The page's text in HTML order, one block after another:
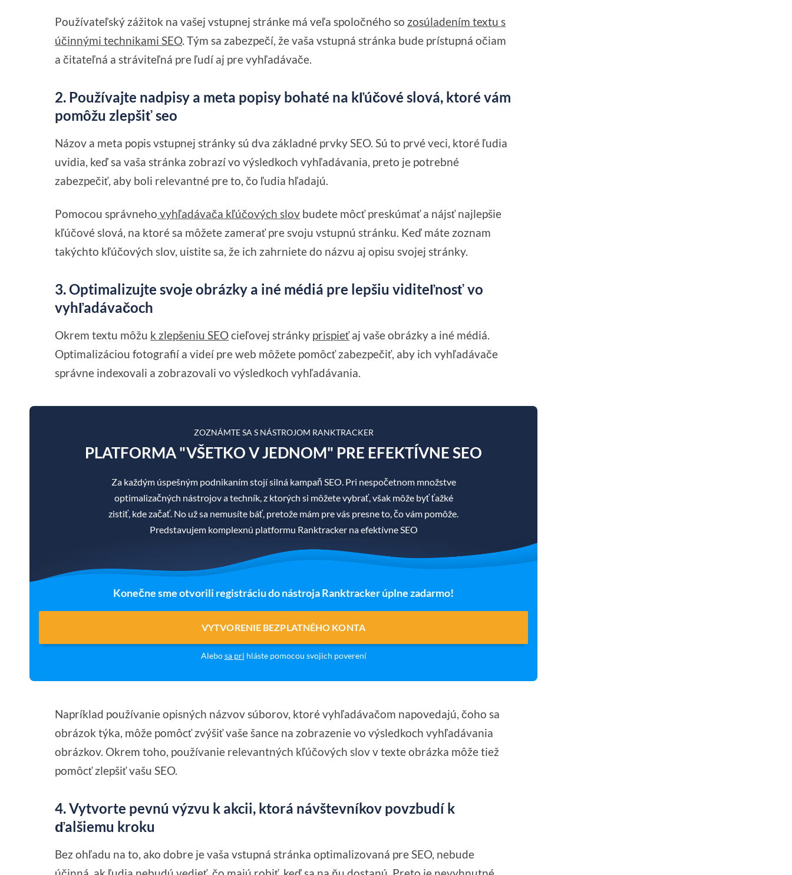
Používateľský zážitok na vašej vstupnej stránke má veľa spoločného so zosúladením textu s
účinnými technikami SEO. Tým sa zabezpečí, že vaša vstupná stránka bude prístupná očiam
a čitateľná a stráviteľná pre ľudí aj pre vyhľadávače.
2. Používajte nadpisy a meta popisy bohaté na kľúčové slová, ktoré vám
pomôžu zlepšiť seo
Názov a meta popis vstupnej stránky sú dva základné prvky SEO. Sú to prvé veci, ktoré ľudia
uvidia, keď sa vaša stránka zobrazí vo výsledkoch vyhľadávania, preto je potrebné
zabezpečiť, aby boli relevantné pre to, čo ľudia hľadajú.
Pomocou správneho vyhľadávača kľúčových slov budete môcť preskúmať a nájsť najlepšie
kľúčové slová, na ktoré sa môžete zamerať pre svoju vstupnú stránku. Keď máte zoznam
takýchto kľúčových slov, uistite sa, že ich zahrniete do názvu aj opisu svojej stránky.
3. Optimalizujte svoje obrázky a iné médiá pre lepšiu viditeľnosť vo
vyhľadávačoch
Okrem textu môžu k zlepšeniu SEOcieľovej stránky prispieťaj vaše obrázky a iné médiá.
Optimalizáciou fotografií a videí pre web môžete pomôcť zabezpečiť, aby ich vyhľadávače
správne indexovali a zobrazovali vo výsledkoch vyhľadávania.
ZOZNÁMTE SA S NÁSTROJOM RANKTRACKER
PLATFORMA "VŠETKO V JEDNOM" PRE EFEKTÍVNE SEO
Za každým úspešným podnikaním stojí silná kampaň SEO. Pri nespočetnom množstve
optimalizačných nástrojov a techník, z ktorých si môžete vybrať, však môže byť ťažké
zistiť, kde začať. No už sa nemusíte báť, pretože mám pre vás presne to, čo vám pomôže.
Predstavujem komplexnú platformu Ranktracker na efektívne SEO
Konečne sme otvorili registráciu do nástroja Ranktracker úplne zadarmo!
VYTVORENIE BEZPLATNÉHO KONTA
Alebosa pri hláste pomocou svojich poverení
Napríklad používanie opisných názvov súborov, ktoré vyhľadávačom napovedajú, čoho sa
obrázok týka, môže pomôcť zvýšiť vaše šance na zobrazenie vo výsledkoch vyhľadávania
obrázkov. Okrem toho, používanie relevantných kľúčových slov v texte obrázka môže tiež
pomôcť zlepšiť vašu SEO.
4. Vytvorte pevnú výzvu k akcii, ktorá návštevníkov povzbudí k
ďalšiemu kroku
Bez ohľadu na to, ako dobre je vaša vstupná stránka optimalizovaná pre SEO, nebude